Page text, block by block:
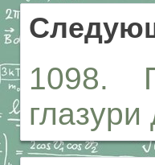
1098.